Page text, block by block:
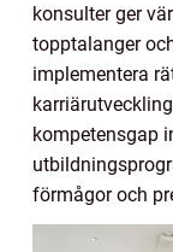
konsulter ger
topptalanger
implementera
kompetensgap
förmågor och